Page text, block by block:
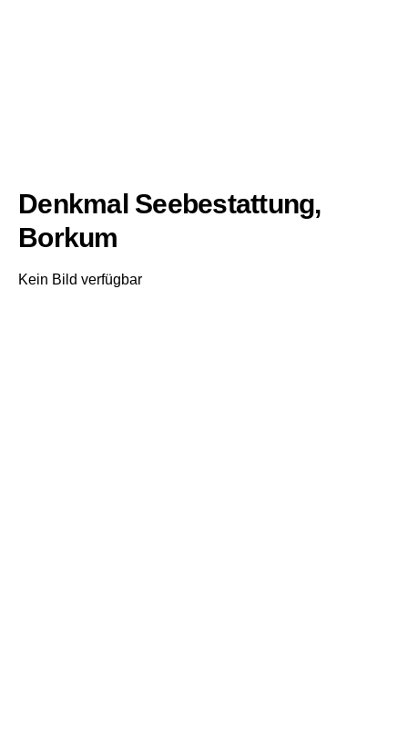
Denkmal Seebestattung,
Borkum
Kein Bild verfügbar